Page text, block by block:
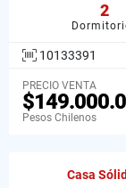
2
10133391
PRECIO VENTA
Pesos Chilenos
Casa